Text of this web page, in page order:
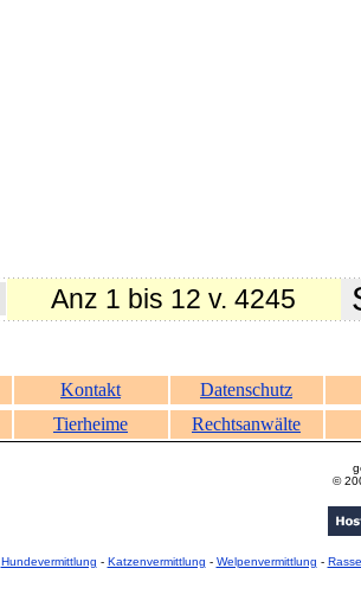
Anz 1 bis 12 v. 4245
Kontakt
Datenschutz
Tierheime Rechtsanwälte
©
Hundevermittlung - Katzenvermittlung - Welpenvermittlung -